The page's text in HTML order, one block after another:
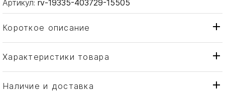
Артикул: rv-19335-403729-15505
Короткое описание
Характеристики товара
Тип товара
Кружка
Бренд
Наличие и доставка